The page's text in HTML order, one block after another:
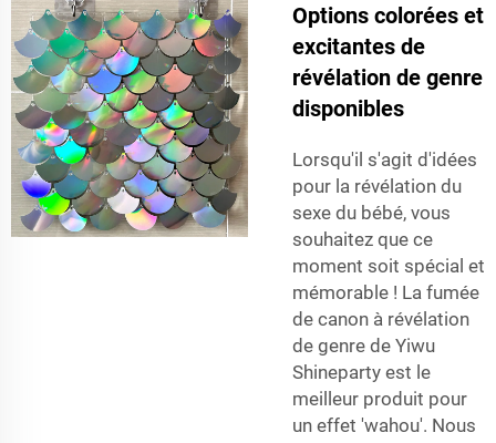
Options colorées et
excitantes de
révélation de genre
disponibles
Lorsqu'il s'agit d'idées
pour la révélation du
sexe du bébé, vous
souhaitez que ce
moment soit spécial et
mémorable ! La fumée
de canon à révélation
de genre de Yiwu
Shineparty est le
meilleur produit pour
un effet 'wahou'. Nous